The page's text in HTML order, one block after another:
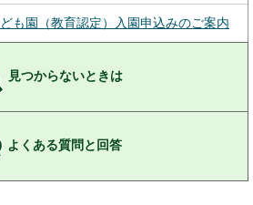
も園（教育認定）入園申込みのご案内
見つからないときは
よくある質問と回答